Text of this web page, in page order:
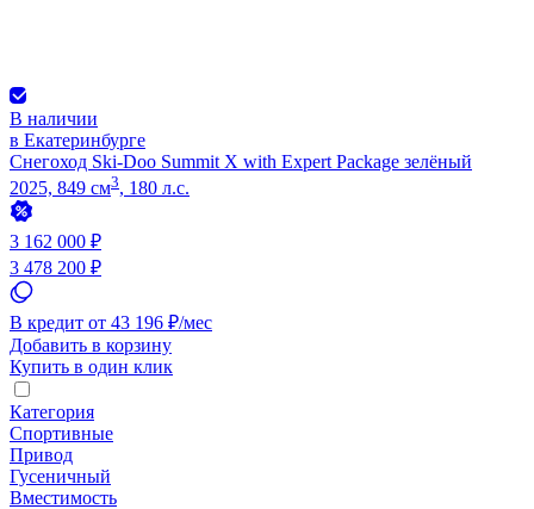
В наличии
в Екатеринбурге
Снегоход Ski-Doo Summit X with Expert Package зелёный
2025, 849 см3, 180 л.с.
3 162 000 ₽
3 478 200 ₽
В кредит от 43 196 ₽/мес
Добавить в корзину
Купить в один клик
Категория
Спортивные
Привод
Гусеничный
Вместимость